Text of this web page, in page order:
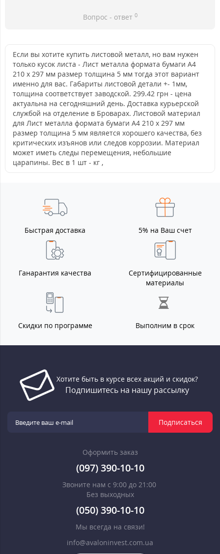
Вопрос - ответ 0
Если вы хотите купить листовой металл, но вам нужен
только кусок листа - Лист металла формата бумаги А4
210 х 297 мм размер толщина 5 мм тогда этот вариант
именно для вас. Габариты листовой детали +- 1мм,
толщина соответствует заводской. 299.42 грн - цена
актуальна на сегодняшний день. Доставка курьерской
службой на отделение в Броварах. Листовой материал
для Лист металла формата бумаги А4 210 х 297 мм
размер толщина 5 мм является хорошего качества, без
критических изъянов или следов коррозии. Материал
может иметь следы перемещения, небольшие
царапины. Вес в 1 шт - кг ,
Быстрая доставка 5% на Ваш счет
Ганарантия качества
Сертифицированные
материалы
Скидки по программе Выполним в срок
Хотите быть в курсе всех акций и скидок?
Подпишитесь на нашу рассылку
Подписаться
Оформить заказ
(097) 390-10-10
Звоните нам с 9:00 до 21:00
Без выходных
(050) 390-10-10
Мы всегда на связи!
info@avaloninvest.com.ua